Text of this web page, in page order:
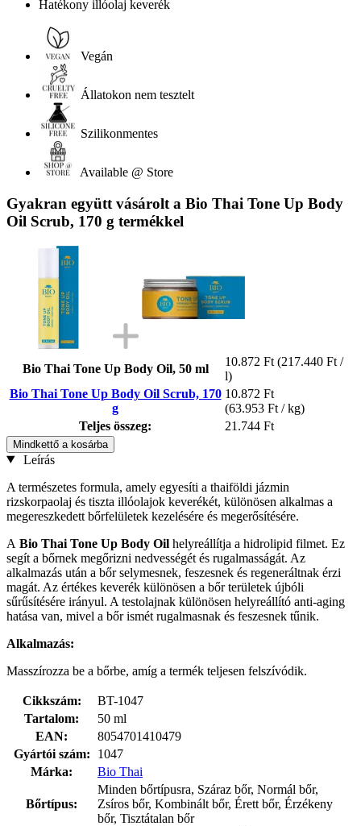
Hatékony illóolaj keverék
Vegán
Állatokon nem tesztelt
Szilikonmentes
Available @ Store
Gyakran együtt vásárolt a Bio Thai Tone Up Body
Oil Scrub, 170 g termékkel
Bio Thai Tone Up Body Oil, 50 ml
10.872 Ft (217.440 Ft /
l)
Bio Thai Tone Up Body Oil Scrub, 170
g
10.872 Ft
(63.953 Ft / kg)
Teljes összeg:
21.744 Ft
Mindkettő a kosárba
Leírás
A természetes formula, amely egyesíti a thaiföldi jázmin
rizskorpaolaj és tiszta illóolajok keverékét, különösen alkalmas a
megereszkedett bőrfelületek kezelésére és megerősítésére.
A Bio Thai Tone Up Body Oil helyreállítja a hidrolipid filmet. Ez
segít a bőrnek megőrizni nedvességét és rugalmasságát. Az
alkalmazás után a bőr selymesnek, feszesnek és regeneráltnak érzi
magát. Az értékes keverék különösen a bőr területek újbóli
sűrűsítésére irányul. A testolajnak különösen helyreállító anti-aging
hatása van, mivel a bőr ismét rugalmasnak és feszesnek tűnik.
Alkalmazás:
Masszírozza be a bőrbe, amíg a termék teljesen felszívódik.
Cikkszám:
BT-1047
Tartalom:
50 ml
EAN:
8054701410479
Gyártói szám:
1047
Márka:
Bio Thai
Bőrtípus:
Minden bőrtípusra, Száraz bőr, Normál bőr,
Zsíros bőr, Kombinált bőr, Érett bőr, Érzékeny
bőr, Tisztátalan bőr